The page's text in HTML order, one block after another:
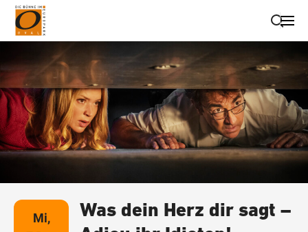
Suche schließen
Wegbeschreibung erhalten
Mi,
Was dein Herz dir sagt –